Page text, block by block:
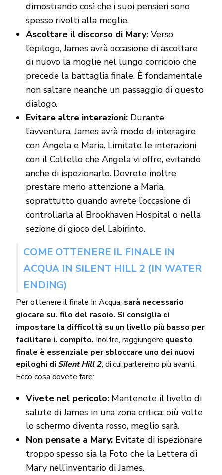
dimostrando così che i suoi pensieri sono
spesso rivolti alla moglie.
Ascoltare il discorso di Mary:Verso
l’epilogo, James avrà occasione di ascoltare
di nuovo la moglie nel lungo corridoio che
precede la battaglia finale. È fondamentale
non saltare neanche un passaggio di questo
dialogo.
Evitare altre interazioni:Durante
l’avventura, James avrà modo di interagire
con Angela e Maria. Limitate le interazioni
con il Coltello che Angela vi offre, evitando
anche di ispezionarlo. Dovrete inoltre
prestare meno attenzione a Maria,
soprattutto quando avrete l’occasione di
controllarla al Brookhaven Hospital o nella
sezione di gioco del Labirinto.
COME OTTENERE IL FINALE IN
ACQUA IN SILENT HILL 2 (IN WATER
ENDING)
Per ottenere il finale In Acqua, sarà necessario
giocare sul filo del rasoio. Si consiglia di
impostare la difficoltà su un livello più basso per
facilitare il compito. Inoltre, raggiungere questo
finale è essenziale per sbloccare uno dei nuovi
epiloghi di Silent Hill 2, di cui parleremo più avanti.
Ecco cosa dovete fare:
Vivete nel pericolo:Mantenete il livello di
salute di James in una zona critica; più volte
lo schermo diventa rosso, meglio sarà.
Non pensate a Mary:Evitate di ispezionare
troppo spesso sia la Foto che la Lettera di
Mary nell’inventario di James.